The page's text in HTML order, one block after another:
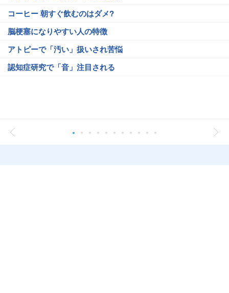
コーヒー 朝すぐ飲むのはダメ?
脳梗塞になりやすい人の特徴
アトピーで「汚い」扱いされ苦悩
認知症研究で「音」注目される